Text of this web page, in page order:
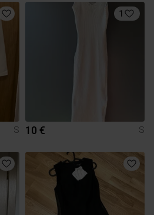
S
1
10 € S